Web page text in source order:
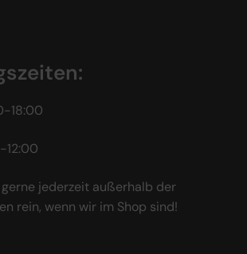
18:00
jederzeit außerhalb der
rein, wenn wir im Shop sind!